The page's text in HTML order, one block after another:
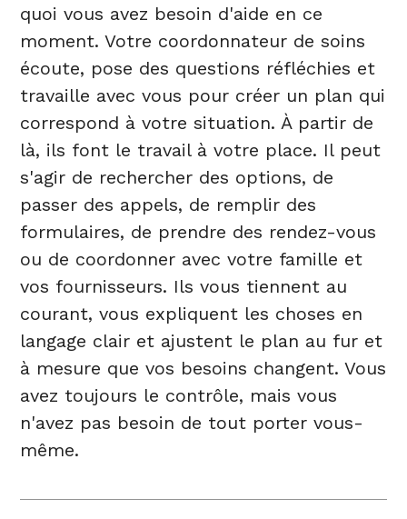
quoi vous avez besoin d'aide en ce
moment. Votre coordonnateur de soins
écoute, pose des questions réfléchies et
travaille avec vous pour créer un plan qui
correspond à votre situation. À partir de
là, ils font le travail à votre place. Il peut
s'agir de rechercher des options, de
passer des appels, de remplir des
formulaires, de prendre des rendez-vous
ou de coordonner avec votre famille et
vos fournisseurs. Ils vous tiennent au
courant, vous expliquent les choses en
langage clair et ajustent le plan au fur et
à mesure que vos besoins changent. Vous
avez toujours le contrôle, mais vous
n'avez pas besoin de tout porter vous-
même.